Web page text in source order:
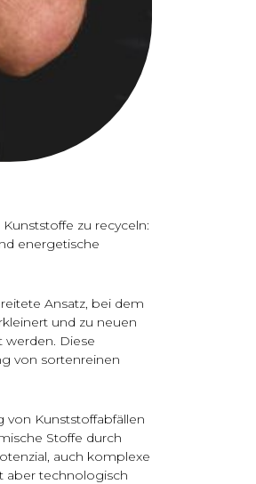
zu recyceln:
energetische
Ansatz, bei dem
und zu neuen
Diese
von sortenreinen
von Kunststoffabfällen
Stoffe durch
auch komplexe
aber technologisch